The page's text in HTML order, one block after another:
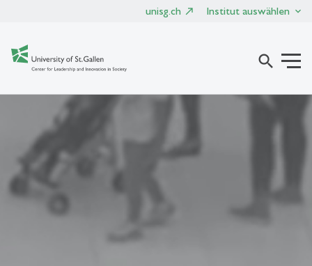
unisg.ch Institut auswählen
search